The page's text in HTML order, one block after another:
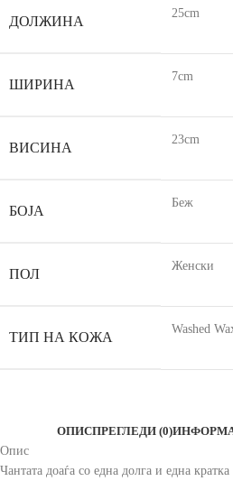
ДОЛЖИНА
25cm
ШИРИНА
7cm
ВИСИНА
23cm
БОЈА
Беж
ПОЛ
Женски
ТИП НА КОЖА
Washed
ОПИСПРЕГЛЕДИ (0)
Опис
Чантата доаѓа со една долга и една